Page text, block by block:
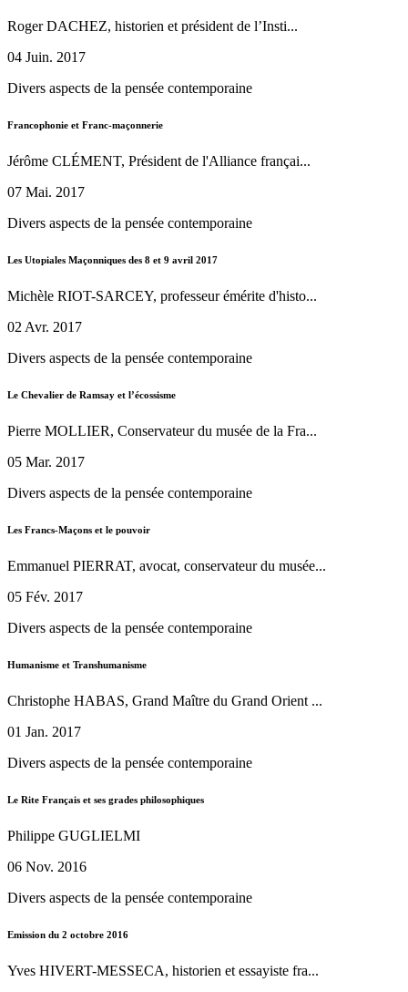
Roger DACHEZ, historien et président de l’Insti...
04 Juin. 2017
Divers aspects de la pensée contemporaine
Francophonie et Franc-maçonnerie
Jérôme CLÉMENT, Président de l'Alliance françai...
07 Mai. 2017
Divers aspects de la pensée contemporaine
Les Utopiales Maçonniques des 8 et 9 avril 2017
Michèle RIOT-SARCEY, professeur émérite d'histo...
02 Avr. 2017
Divers aspects de la pensée contemporaine
Le Chevalier de Ramsay et l’écossisme
Pierre MOLLIER, Conservateur du musée de la Fra...
05 Mar. 2017
Divers aspects de la pensée contemporaine
Les Francs-Maçons et le pouvoir
Emmanuel PIERRAT, avocat, conservateur du musée...
05 Fév. 2017
Divers aspects de la pensée contemporaine
Humanisme et Transhumanisme
Christophe HABAS, Grand Maître du Grand Orient ...
01 Jan. 2017
Divers aspects de la pensée contemporaine
Le Rite Français et ses grades philosophiques
Philippe GUGLIELMI
06 Nov. 2016
Divers aspects de la pensée contemporaine
Emission du 2 octobre 2016
Yves HIVERT-MESSECA, historien et essayiste fra...